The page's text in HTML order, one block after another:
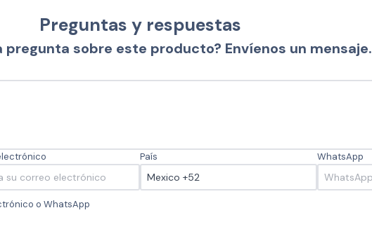
Preguntas y respuestas
pregunta sobre este producto? Envíenos un mensaje.
País WhatsApp
o WhatsApp